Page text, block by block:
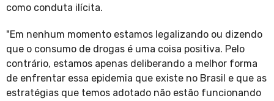
como conduta ilícita.
"Em nenhum momento estamos legalizando ou dizendo
que o consumo de drogas é uma coisa positiva. Pelo
contrário, estamos apenas deliberando a melhor forma
de enfrentar essa epidemia que existe no Brasil e que as
estratégias que temos adotado não estão funcionando